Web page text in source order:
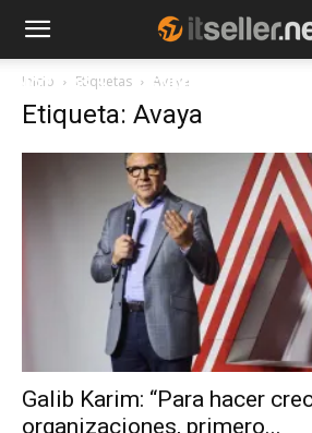
NOTICIAS TENDENCIAS
Inicio Etiquetas Avaya
Etiqueta: Avaya
Galib Karim: “Para hacer
organizaciones, primero...